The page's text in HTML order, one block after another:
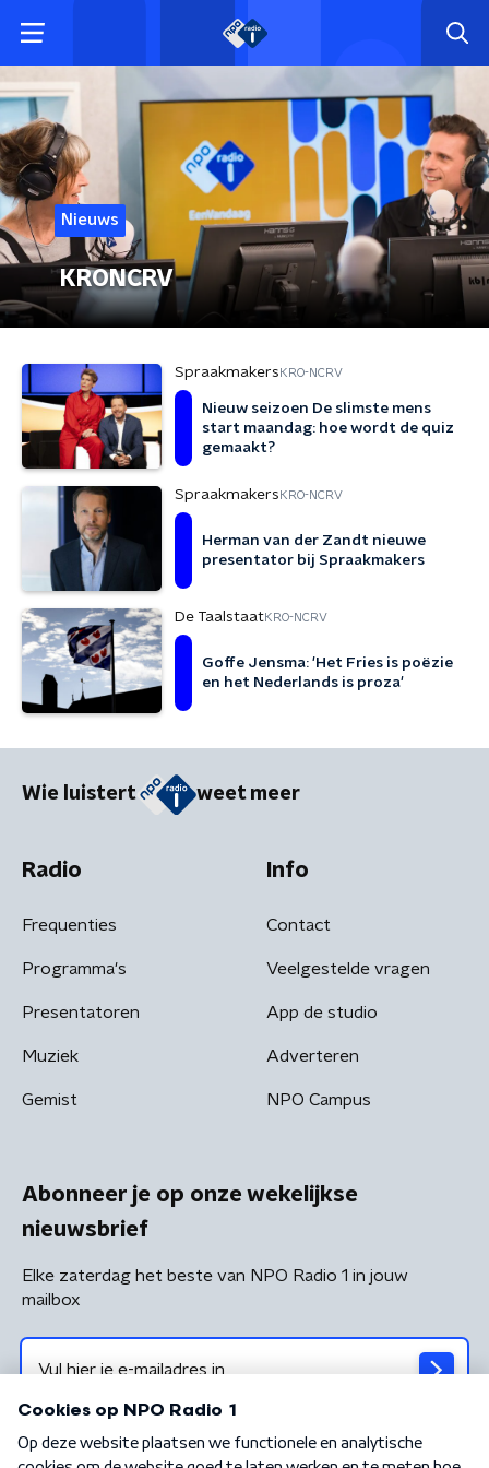
Nieuws
KRONCRV
Spraakmakers KRO-NCRV
Nieuw seizoen De slimste mens
start maandag: hoe wordt de quiz
gemaakt?
Spraakmakers KRO-NCRV
Herman van der Zandt nieuwe
presentator bij Spraakmakers
De TaalstaatKRO-NCRV
Goffe Jensma: 'Het Fries is poëzie
en het Nederlands is proza'
Wie luistert weet meer
Radio
Frequenties
Programma's
Presentatoren
Muziek
Gemist
Info
Contact
Veelgestelde vragen
App de studio
Adverteren
NPO Campus
Abonneer je op onze wekelijkse
nieuwsbrief
Elke zaterdag het beste van NPO Radio 1 in jouw
mailbox